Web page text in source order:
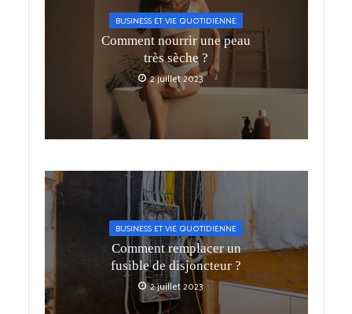
BUSINESS ET VIE QUOTIDIENNE
Comment nourrir une peau
très sèche ?
2 juillet 2023
BUSINESS ET VIE QUOTIDIENNE
Comment remplacer un
fusible de disjoncteur ?
2 juillet 2023